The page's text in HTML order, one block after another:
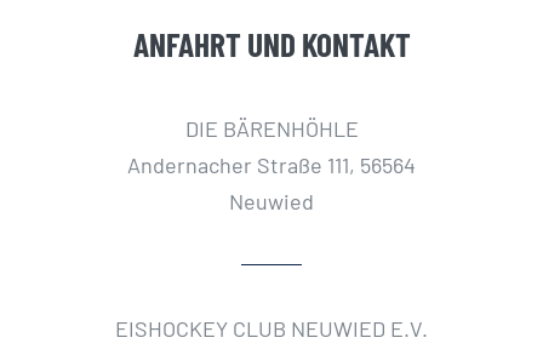
ANFAHRT UND KONTAKT
DIE BÄRENHÖHLE
Andernacher Straße 111, 56564
Neuwied
EISHOCKEY CLUB NEUWIED E.V.